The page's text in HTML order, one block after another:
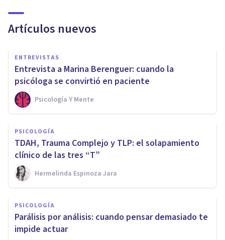
Artículos nuevos
ENTREVISTAS
Entrevista a Marina Berenguer: cuando la
psicóloga se convirtió en paciente
Psicología Y Mente
PSICOLOGÍA
TDAH, Trauma Complejo y TLP: el solapamiento
clínico de las tres “T”
Hermelinda Espinoza Jara
PSICOLOGÍA
Parálisis por análisis: cuando pensar demasiado te
impide actuar